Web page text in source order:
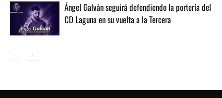
Ángel Galván seguirá defendiendo la portería del
CD Laguna en su vuelta a la Tercera